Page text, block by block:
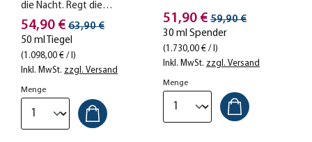
die Nacht. Regt die
Reparaturmechanismen Ihrer
Haut an.
Stückpreis
54,90 € Streichpreis
63,90 €
50 ml Tiegel
(1.098,00 € / l)
Inkl. MwSt. zzgl. Versand
Menge
innen auf, strafft und glättet
sie – für ein frisches,
verjüngtes Hautbild.
Stückpreis
51,90 € Streichpreis
59,90 €
30 ml Spender
(1.730,00 € / l)
Inkl. MwSt. zzgl. Versand
Menge